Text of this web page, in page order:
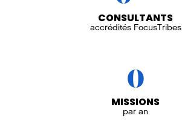
CONSULTANTS
accrédités FocusTribes
0
MISSIONS
par an